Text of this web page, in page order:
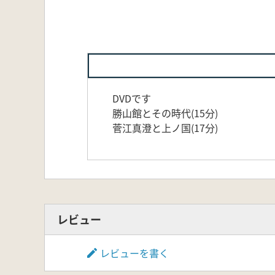
DVDです
勝山館とその時代(15分)
菅江真澄と上ノ国(17分)
レビュー
レビューを書く